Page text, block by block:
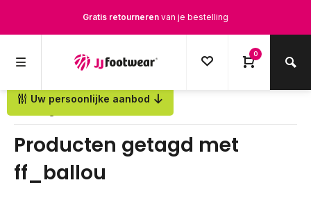
Gratis retourneren van je bestelling
0
Uw persoonlijke aanbod
Producten getagd met
ff_ballou